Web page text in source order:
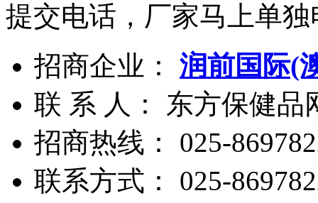
提交电话，厂家马上单
招商企业： 润前国际(
联 系 人： 东方保健品
招商热线： 025-
联系方式： 025-